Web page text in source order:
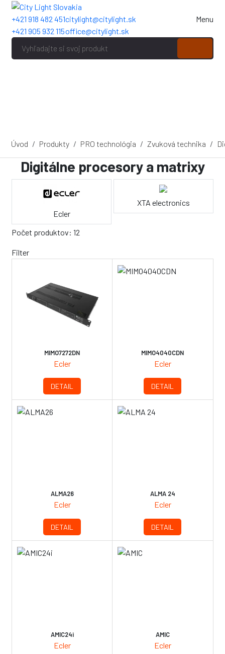
Menu
+421 918 482 451
+421 905 932 115
citylight@citylight.sk
office@citylight.sk
Úvod Produkty PRO technológia Zvuková technika
Digitálne procesory a matrixy
Ecler
XTA electronics
Počet produktov: 12
Filter
MIMO7272DN
Ecler
DETAIL
MIMO4040CDN
Ecler
DETAIL
ALMA26
Ecler
DETAIL
ALMA 24
Ecler
DETAIL
AMIC24i
Ecler
AMIC
Ecler